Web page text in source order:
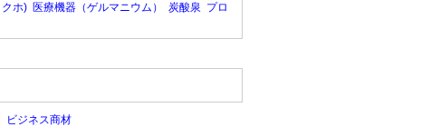
ホ) 医療機器（ゲルマニウム） 炭酸泉 プロ
ビジネス商材